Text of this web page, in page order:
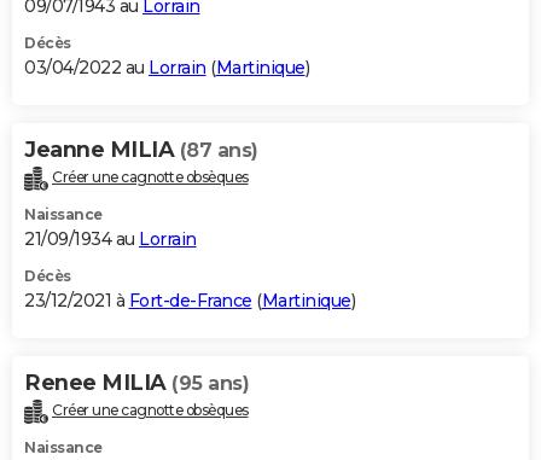
09/07/1943 au Lorrain
Décès
03/04/2022 au Lorrain (Martinique)
Jeanne MILIA (87 ans)
Créer une cagnotte obsèques
Naissance
21/09/1934 au Lorrain
Décès
23/12/2021 à Fort-de-France (Martinique)
Renee MILIA (95 ans)
Créer une cagnotte obsèques
Naissance